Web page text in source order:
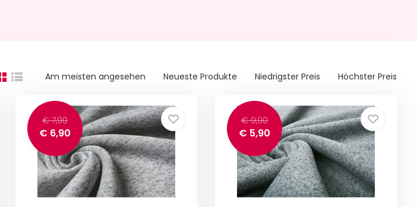
Am meisten angesehen Neueste Produkte Niedrigster Preis Höchster Preis
€ 7,90
€ 6,90
€ 9,90
€ 5,90